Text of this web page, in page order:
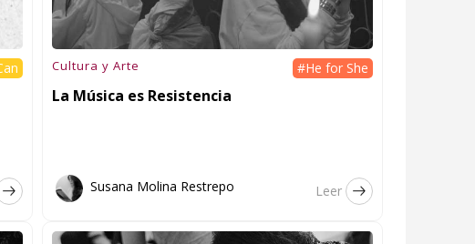
Cultura y Arte #He for She
La Música es Resistencia
Susana Molina Restrepo Leer